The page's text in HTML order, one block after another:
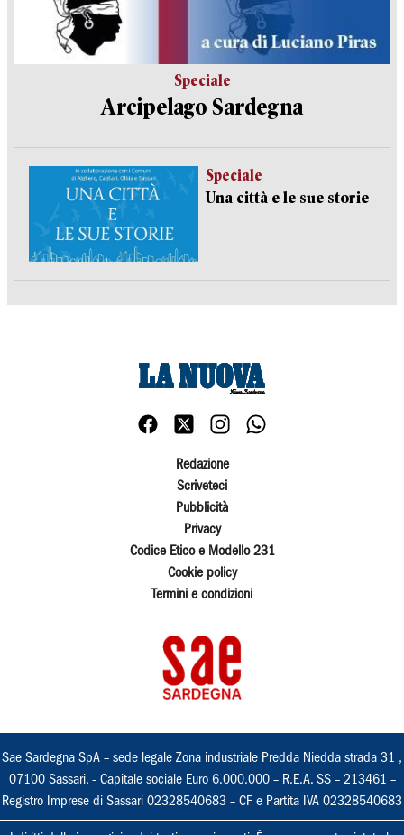
Speciale
Arcipelago Sardegna
Speciale
Una città e le sue storie
Redazione
Scriveteci
Pubblicità
Privacy
Codice Etico e Modello 231
Cookie policy
Termini e condizioni
Sae Sardegna SpA – sede legale Zona industriale Predda Niedda strada 31 ,
07100 Sassari, - Capitale sociale Euro 6.000.000 – R.E.A. SS – 213461 –
Registro Imprese di Sassari 02328540683 – CF e Partita IVA 02328540683